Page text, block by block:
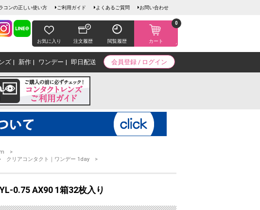
コンの正しい使い方 ご利用ガイド よくあるご質問 お問い合わせ
お気に入り 注文履歴 閲覧履歴 カート
0
会員登録 / ログイン
ズ 新作 ワンデー 即日配送
クリアコンタクト｜ワンデー 1day
0.75 AX90 1箱32枚入り